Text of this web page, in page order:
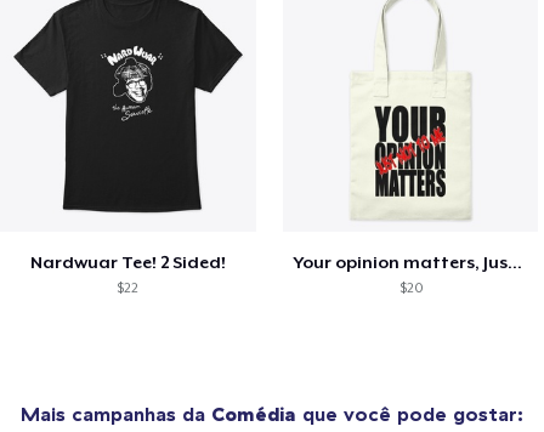
Nardwuar Tee! 2 Sided!
$22
Your opinion matters, Just not to me!
$20
Mais campanhas da Comédia que você pode gostar: